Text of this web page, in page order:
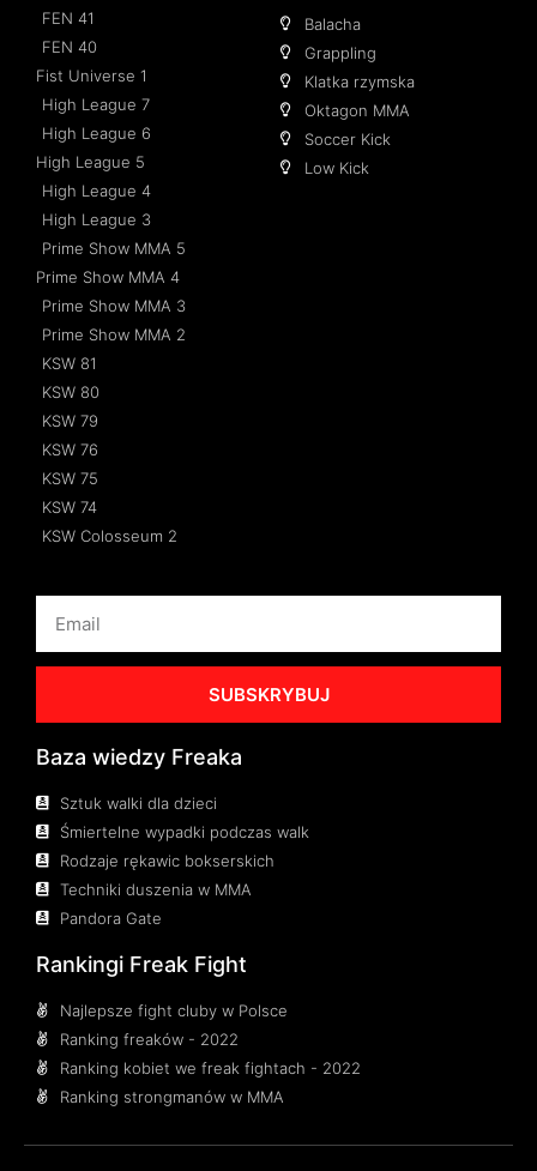
FEN 41
FEN 40
Fist Universe 1
High League 7
High League 6
High League 5
High League 4
High League 3
Prime Show MMA 5
Prime Show MMA 4
Prime Show MMA 3
Prime Show MMA 2
KSW 81
KSW 80
KSW 79
KSW 76
KSW 75
KSW 74
KSW Colosseum 2
Balacha
Grappling
Klatka rzymska
Oktagon MMA
Soccer Kick
Low Kick
SUBSKRYBUJ
Baza wiedzy Freaka
Sztuk walki dla dzieci
Śmiertelne wypadki podczas walk
Rodzaje rękawic bokserskich
Techniki duszenia w MMA
Pandora Gate
Rankingi Freak Fight
Najlepsze fight cluby w Polsce
Ranking freaków - 2022
Ranking kobiet we freak fightach - 2022
Ranking strongmanów w MMA